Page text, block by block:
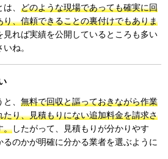
は、どのような現場であっても確実に回
、信頼できることの裏付けでもありま
見れば実績を公開しているところも多い
ね。
と、無料で回収と謳っておきながら作業
り、見積もりにない追加料金を請求さ
。したがって、見積もりが分かりやす
るのかが明確に分かる業者を選ぶように